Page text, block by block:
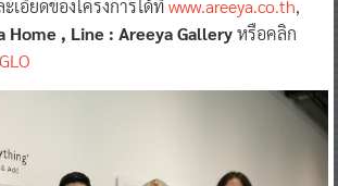
เอียดของโครงการได้ที่www.areeya.co.th,
Home , Line : Areeya Galleryหรือคลิก